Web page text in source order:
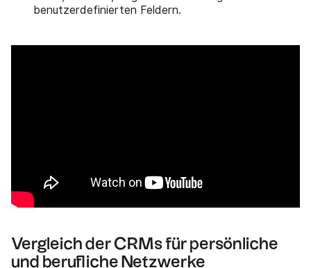
benutzerdefinierten Feldern.
Vergleich der CRMs für persönliche
und berufliche Netzwerke